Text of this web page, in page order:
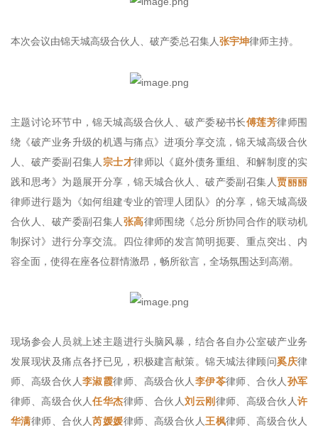
本次会议由锦天城高级合伙人、破产委总召集人张宇坤律师主持。
主题讨论环节中，锦天城高级合伙人、破产委秘书长傅莲芳律师围
绕《破产业务升级的机遇与痛点》进项分享交流，锦天城高级合伙
人、破产委副召集人 宗士才律师以《庭外债务重组、和解制度的实
践和思考》为题展开分享，锦天城合伙人、破产委副召集人贾丽丽
律师进行题为《如何组建专业的管理人团队》的分享，锦天城高级
合伙人、破产委副召集人 张高律师围绕《总分所协同合作的联动机
制探讨》进行分享交流。四位律师的发言简明扼要、重点突出、内
容全面，使得在座各位群情激昂，畅所欲言，全场氛围达到高潮。
现场参会人员就上述主题进行头脑风暴，结合各自办公室破产业务
发展现状及痛点各抒已见，积极建言献策。锦天城法律顾问奚庆律
师、高级合伙人李淑霞律师、高级合伙人 李伊苓律师、合伙人 孙军
律师、高级合伙人任华杰律师、合伙人刘云刚 律师、高级合伙人许
华满律师、合伙人芮媛媛律师、高级合伙人 王枫律师、高级合伙人